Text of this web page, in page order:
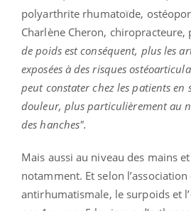
polyarthrite rhumatoïde,
Charlène Cheron, chiropracteure,
de poids est conséquent, plus les
exposées à des risques
peut constater chez les patients en
douleur, plus particulièrement au
des hanches".
Mais aussi au niveau des mains
notamment. Et selon
antirhumatismale, le surpoids et